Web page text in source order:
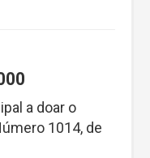
a doar o
1014, de